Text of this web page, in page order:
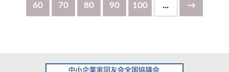
60 70 80 90 100 ... →